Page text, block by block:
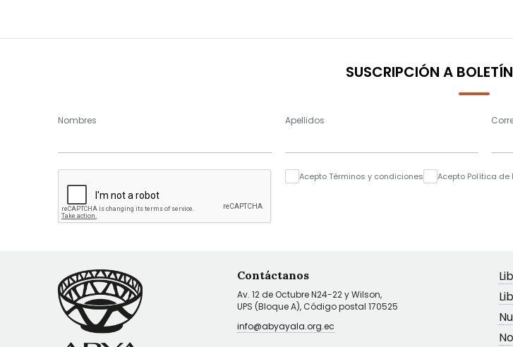
SUSCRIPCIÓN A
Nombres Apellidos
Acepto Términos y condiciones Acepto Política de
Contáctanos
Av. 12 de Octubre N24-22 y Wilson,
UPS (Bloque A), Código postal 170525
info@abyayala.org.ec